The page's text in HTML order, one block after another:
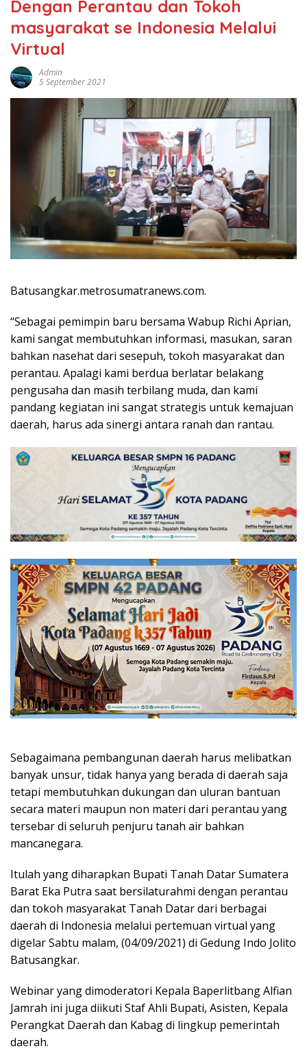
Dengan Perantau dan Tokoh
masyarakat se Indonesia Melalui
Virtual
Admin
5 September 2021
Batusangkar.metrosumatranews.com.
“Sebagai pemimpin baru bersama Wabup Richi Aprian,
kami sangat membutuhkan informasi, masukan, saran
bahkan nasehat dari sesepuh, tokoh masyarakat dan
perantau. Apalagi kami berdua berlatar belakang
pengusaha dan masih terbilang muda, dan kami
pandang kegiatan ini sangat strategis untuk kemajuan
daerah, harus ada sinergi antara ranah dan rantau.
Sebagaimana pembangunan daerah harus melibatkan
banyak unsur, tidak hanya yang berada di daerah saja
tetapi membutuhkan dukungan dan uluran bantuan
secara materi maupun non materi dari perantau yang
tersebar di seluruh penjuru tanah air bahkan
mancanegara.
Itulah yang diharapkan Bupati Tanah Datar Sumatera
Barat Eka Putra saat bersilaturahmi dengan perantau
dan tokoh masyarakat Tanah Datar dari berbagai
daerah di Indonesia melalui pertemuan virtual yang
digelar Sabtu malam, (04/09/2021) di Gedung Indo Jolito
Batusangkar.
Webinar yang dimoderatori Kepala Baperlitbang Alfian
Jamrah ini juga diikuti Staf Ahli Bupati, Asisten, Kepala
Perangkat Daerah dan Kabag di lingkup pemerintah
daerah.